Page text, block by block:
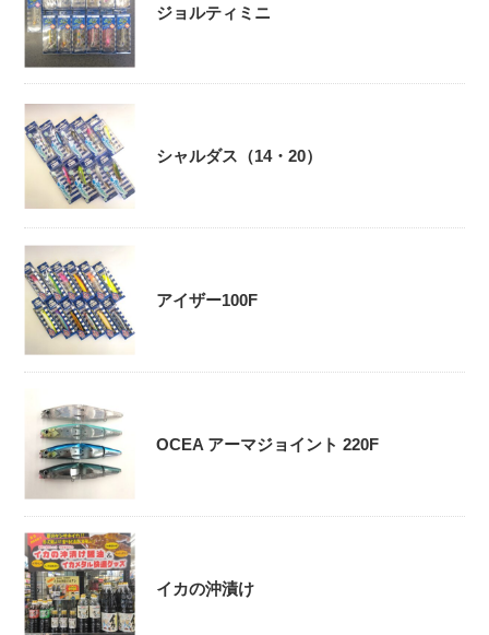
ジョルティミニ
シャルダス（14・20）
アイザー100F
OCEA アーマジョイント 220F
イカの沖漬け